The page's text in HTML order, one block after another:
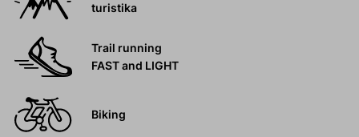
turistika
Trail running
FAST and LIGHT
Biking